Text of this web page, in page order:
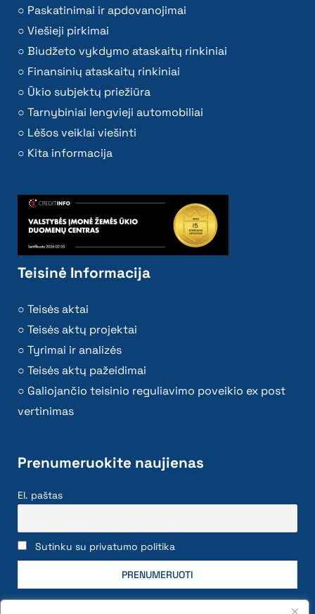
Paskatinimai ir apdovanojimai
Viešieji pirkimai
Biudžeto vykdymo ataskaitų rinkiniai
Finansinių ataskaitų rinkiniai
Ūkio subjektų priežiūra
Tarnybiniai lengvieji automobiliai
Lėšos veiklai viešinti
Kita informacija
Teisinė Informacija
Teisės aktai
Teisės aktų projektai
Tyrimai ir analizės
Teisės aktų pažeidimai
Galiojančio teisinio reguliavimo poveikio ex post
vertinimas
Prenumeruokite naujienas
El. paštas
Sutinku su privatumo politika